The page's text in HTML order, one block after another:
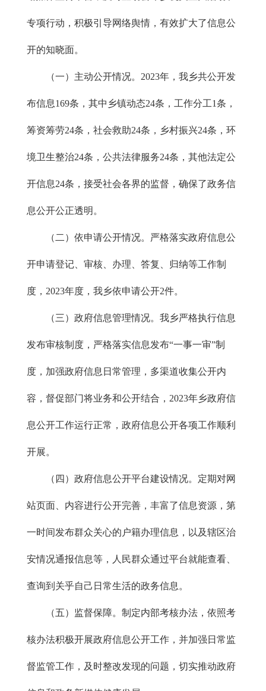
专项行动，积极引导网络舆情，有效扩大了信息公
开的知晓面。
（一）主动公开情况。2023年，我乡共公开发
布信息169条，其中乡镇动态24条，工作分工1条，
筹资筹劳24条，社会救助24条，乡村振兴24条，环
境卫生整治24条，公共法律服务24条，其他法定公
开信息24条，接受社会各界的监督，确保了政务信
息公开公正透明。
（二）依申请公开情况。严格落实政府信息公
开申请登记、审核、办理、答复、归纳等工作制
度，2023年度，我乡依申请公开2件。
（三）政府信息管理情况。我乡严格执行信息
发布审核制度，严格落实信息发布“一事一审”制
度，加强政府信息日常管理，多渠道收集公开内
容，督促部门将业务和公开结合，2023年乡政府信
息公开工作运行正常，政府信息公开各项工作顺利
开展。
（四）政府信息公开平台建设情况。定期对网
站页面、内容进行公开完善，丰富了信息资源，第
一时间发布群众关心的户籍办理信息，以及辖区治
安情况通报信息等，人民群众通过平台就能查看、
查询到关乎自己日常生活的政务信息。
（五）监督保障。制定内部考核办法，依照考
核办法积极开展政府信息公开工作，并加强日常监
督监管工作，及时整改发现的问题，切实推动政府